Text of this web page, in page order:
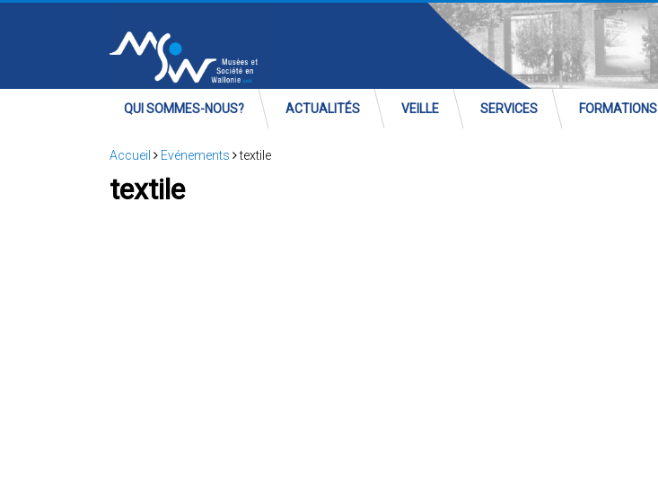
QUI SOMMES-NOUS? ACTUALITÉS VEILLE SERVICES FORMATIONS
Accueil Evénements textile
textile